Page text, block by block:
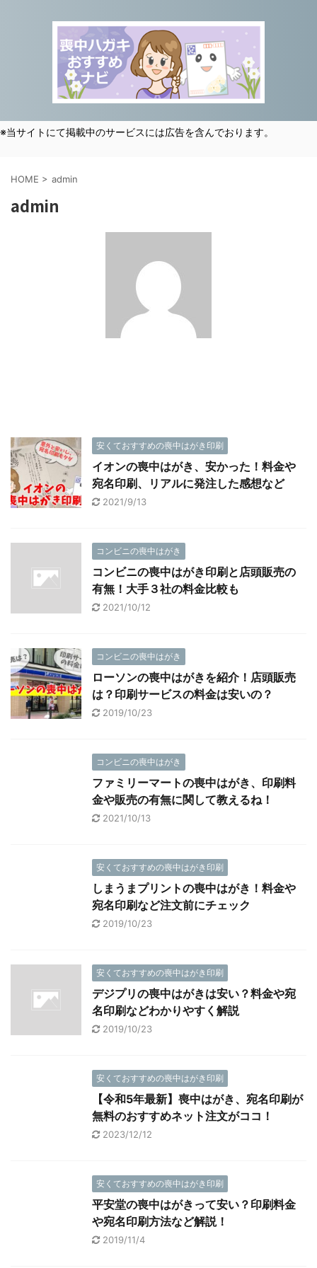
※当サイトにて掲載中のサービスには広告を含んでおります。
HOME > admin
admin
安くておすすめの喪中はがき印刷
イオンの喪中はがき、安かった！料金や
宛名印刷、リアルに発注した感想など
2021/9/13
コンビニの喪中はがき
コンビニの喪中はがき印刷と店頭販売の
有無！大手３社の料金比較も
2021/10/12
コンビニの喪中はがき
ローソンの喪中はがきを紹介！店頭販売
は？印刷サービスの料金は安いの？
2019/10/23
コンビニの喪中はがき
ファミリーマートの喪中はがき、印刷料
金や販売の有無に関して教えるね！
2021/10/13
安くておすすめの喪中はがき印刷
しまうまプリントの喪中はがき！料金や
宛名印刷など注文前にチェック
2019/10/23
安くておすすめの喪中はがき印刷
デジプリの喪中はがきは安い？料金や宛
名印刷などわかりやすく解説
2019/10/23
安くておすすめの喪中はがき印刷
【令和5年最新】喪中はがき、宛名印刷が
無料のおすすめネット注文がココ！
2023/12/12
安くておすすめの喪中はがき印刷
平安堂の喪中はがきって安い？印刷料金
や宛名印刷方法など解説！
2019/11/4